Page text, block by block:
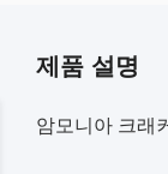
제품 설명
암모니아 크래